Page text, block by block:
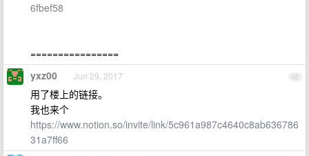
6fbef58
================
92
yxz00 Jun 29, 2017
用了楼上的链接。
我也来个
https://www.notion.so/invite/link/5c961a987c4640c8ab636786
31a7ff66